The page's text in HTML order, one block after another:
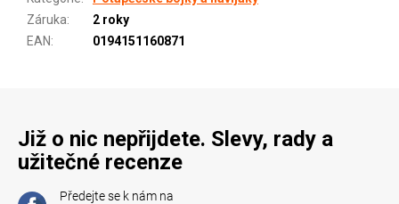
Záruka:
2 roky
EAN: 0194151160871
Již o nic nepřijdete. Slevy, rady a
užitečné recenze
Předejte se k nám na